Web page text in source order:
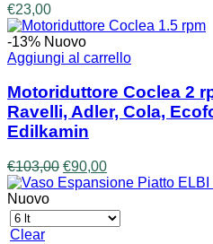
€23,00
-13% Nuovo
Aggiungi al carrello
Motoriduttore Coclea 2
Ravelli, Adler, Cola,
Edilkamin
€103,00 Il
prezzo
era:
€103,00.
€90,00Il
prezzo
è:
€90,00.
Nuovo
Clear